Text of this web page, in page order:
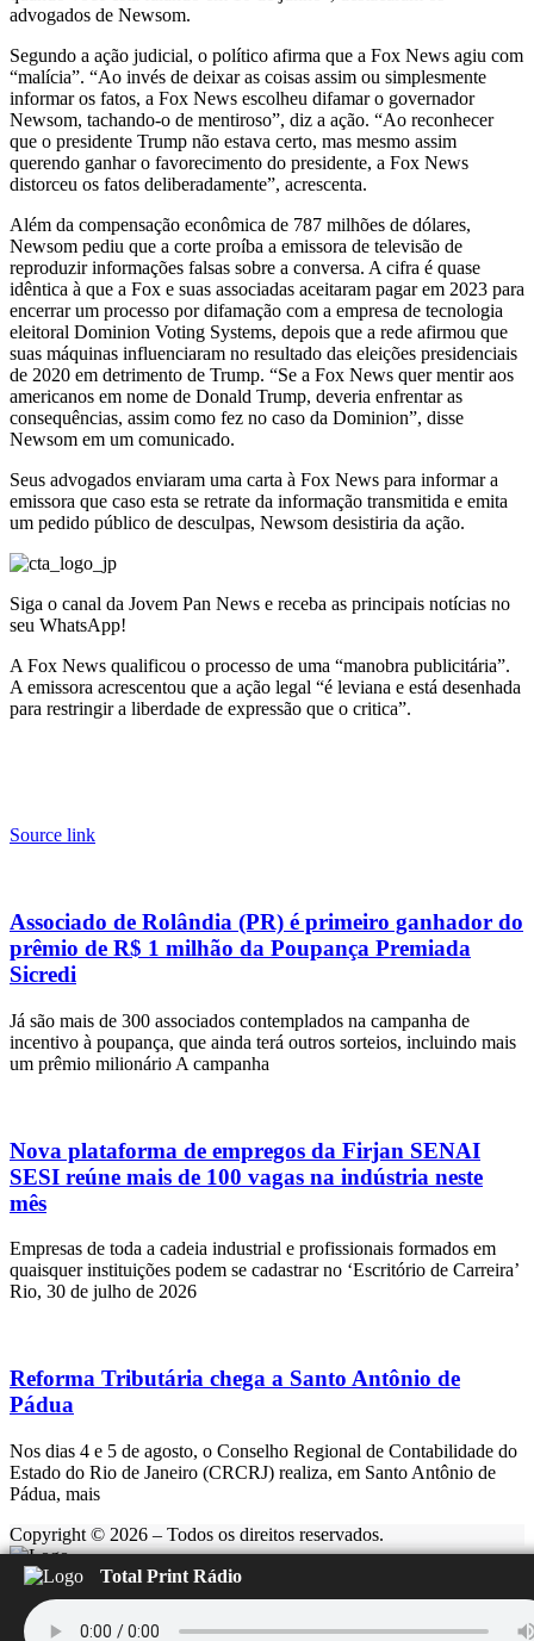
advogados de Newsom.
Segundo a ação judicial, o político afirma que a Fox News agiu com
“malícia”. “Ao invés de deixar as coisas assim ou simplesmente
informar os fatos, a Fox News escolheu difamar o governador
Newsom, tachando-o de mentiroso”, diz a ação. “Ao reconhecer
que o presidente Trump não estava certo, mas mesmo assim
querendo ganhar o favorecimento do presidente, a Fox News
distorceu os fatos deliberadamente”, acrescenta.
Além da compensação econômica de 787 milhões de dólares,
Newsom pediu que a corte proíba a emissora de televisão de
reproduzir informações falsas sobre a conversa. A cifra é quase
idêntica à que a Fox e suas associadas aceitaram pagar em 2023 para
encerrar um processo por difamação com a empresa de tecnologia
eleitoral Dominion Voting Systems, depois que a rede afirmou que
suas máquinas influenciaram no resultado das eleições presidenciais
de 2020 em detrimento de Trump. “Se a Fox News quer mentir aos
americanos em nome de Donald Trump, deveria enfrentar as
consequências, assim como fez no caso da Dominion”, disse
Newsom em um comunicado.
Seus advogados enviaram uma carta à Fox News para informar a
emissora que caso esta se retrate da informação transmitida e emita
um pedido público de desculpas, Newsom desistiria da ação.
Siga o canal da Jovem Pan News e receba as principais notícias no
seu WhatsApp!
A Fox News qualificou o processo de uma “manobra publicitária”.
A emissora acrescentou que a ação legal “é leviana e está desenhada
para restringir a liberdade de expressão que o critica”.
Source link
Associado de Rolândia (PR) é primeiro ganhador do
prêmio de R$ 1 milhão da Poupança Premiada
Sicredi
Já são mais de 300 associados contemplados na campanha de
incentivo à poupança, que ainda terá outros sorteios, incluindo mais
um prêmio milionário A campanha
Nova plataforma de empregos da Firjan SENAI
SESI reúne mais de 100 vagas na indústria neste
mês
Empresas de toda a cadeia industrial e profissionais formados em
quaisquer instituições podem se cadastrar no ‘Escritório de Carreira’
Rio, 30 de julho de 2026
Reforma Tributária chega a Santo Antônio de
Pádua
Nos dias 4 e 5 de agosto, o Conselho Regional de Contabilidade do
Estado do Rio de Janeiro (CRCRJ) realiza, em Santo Antônio de
Pádua, mais
Copyright © 2026 – Todos os direitos reservados.
Total Print Rádio
Rádio Feliz
Carregando...
▶️ ⏹️